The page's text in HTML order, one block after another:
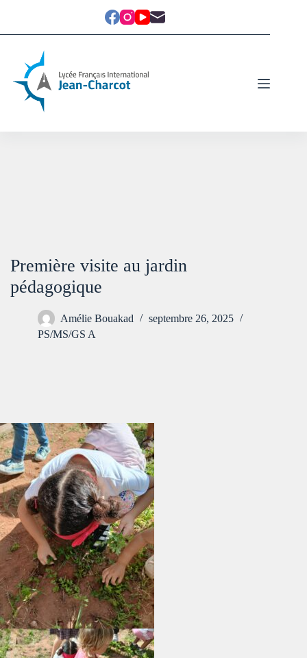
Première visite au jardin
pédagogique
Amélie Bouakad
septembre 26, 2025
PS/MS/GS A